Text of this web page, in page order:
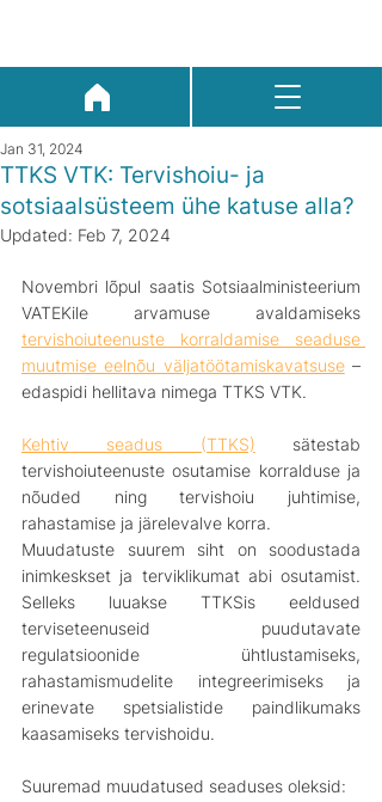
TTKS VTK: Tervishoiu- ja
sotsiaalsüsteem ühe katuse alla?
Jan 31, 2024
Updated: Feb 7, 2024
Novembri lõpul saatis Sotsiaalministeerium
tervishoiuteenuste korraldamise seaduse
muutmise eelnõu väljatöötamiskavatsuse –
edaspidi hellitava nimega TTKS VTK.
Kehtiv seadus (TTKS) sätestab
tervishoiuteenuste osutamise korralduse ja
nõuded ning tervishoiu juhtimise,
rahastamise ja järelevalve korra.
Muudatuste suurem siht on soodustada
inimkeskset ja terviklikumat abi osutamist.
Selleks luuakse TTKSis eeldused
terviseteenuseid puudutavate
regulatsioonide ühtlustamiseks,
rahastamismudelite integreerimiseks ja
erinevate spetsialistide paindlikumaks
kaasamiseks tervishoidu.
Suuremad muudatused seaduses oleksid: